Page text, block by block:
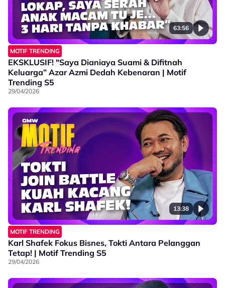
63:56
MOTIF TRENDING
EKSKLUSIF! "Saya Dianiaya Suami & Difitnah
Keluarga” Azar Azmi Dedah Kebenaran | Motif
Trending S5
29/04/2026
13:38
MOTIF TRENDING
Karl Shafek Fokus Bisnes, Tokti Antara Pelanggan
Tetap! | Motif Trending S5
29/04/2026